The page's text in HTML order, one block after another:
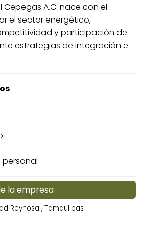
A.C. nace con el
el sector energético,
y participación de
estrategias de integración e
personal
la empresa
Reynosa , Tamaulipas